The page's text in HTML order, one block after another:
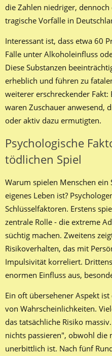
die Zahlen niedriger,
tragische Vorfälle in
Interessant ist, dass etwa 60
Fälle unter Alkoholeinfluss
Diese Substanzen
erheblich und führen zu
weiterer erschreckender
waren Zuschauer anwesend,
oder aktiv dazu ermutigten.
Psychologische
tödlichen Spiel
Warum spielen Menschen
eigenes Leben ist?
Schlüsselfaktoren. Erstens
zentrale Rolle - die extreme
süchtig machen. Zweitens
Risikoverhalten, das mit
Impulsivität korreliert.
enormen Einfluss aus,
Ein oft übersehener Aspekt
von Wahrscheinlichkeiten.
das tatsächliche Risiko
nichts passieren", obwohl die
unerbittlich ist. Nach fünf